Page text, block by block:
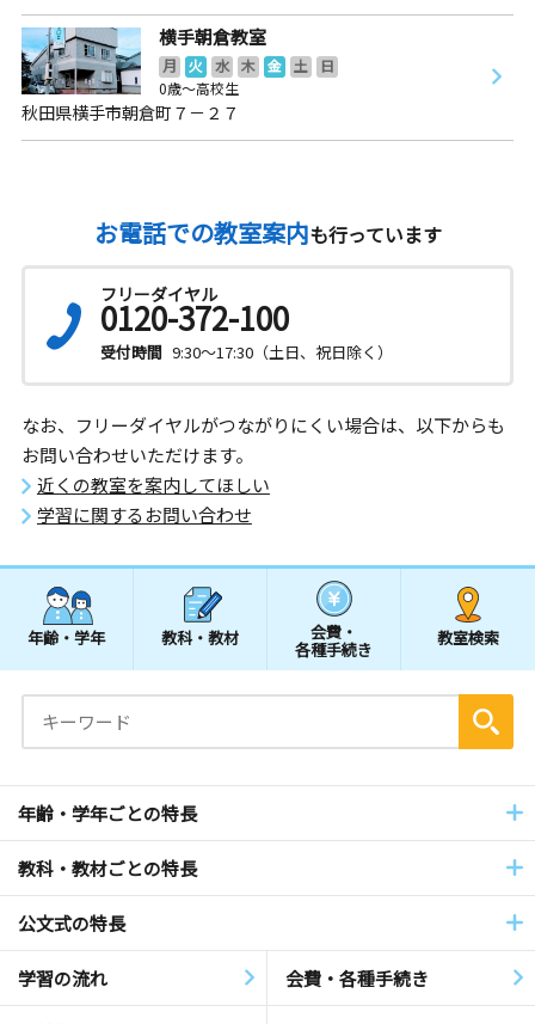
横手朝倉教室
月 火 水 木 金 土
日
0歳～高校生
秋田県横手市朝倉町７－２７
お電話での教室案内も行っています
フリーダイヤル
0120-372-100
受付時間 9:30～17:30（土日、祝日除く）
なお、フリーダイヤルがつながりにくい場合は、以下からも
お問い合わせいただけます。
近くの教室を案内してほしい
学習に関するお問い合わせ
年齢・学年 教科・教材 会費・
各種手続き
教室検索
年齢・学年ごとの特長
教科・教材ごとの特長
公文式の特長
学習の流れ 会費・各種手続き